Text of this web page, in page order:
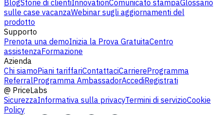
BlogStorie di clientiInnovationComunicato stampaGlossario
sulle case vacanzaWebinar sugli aggiornamenti del
prodotto
Supporto
Prenota una demoInizia la Prova GratuitaCentro
assistenzaFormazione
Azienda
Chi siamoPiani tariffariContattaciCarriereProgramma
ReferralProgramma AmbassadorAccediRegistrati
@ PriceLabs
SicurezzaInformativa sulla privacyTermini di servizioCookie
Policy